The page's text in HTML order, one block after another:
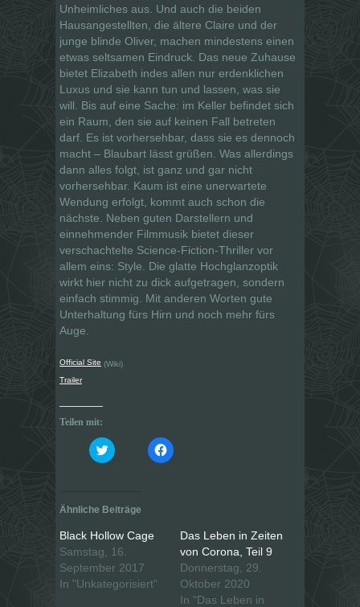
Unheimliches aus. Und auch die beiden
Hausangestellten, die ältere Claire und der
junge blinde Oliver, machen mindestens einen
etwas seltsamen Eindruck. Das neue Zuhause
bietet Elizabeth indes allen nur erdenklichen
Luxus und sie kann tun und lassen, was sie
will. Bis auf eine Sache: im Keller befindet sich
ein Raum, den sie auf keinen Fall betreten
darf. Es ist vorhersehbar, dass sie es dennoch
macht – Blaubart lässt grüßen. Was allerdings
dann alles folgt, ist ganz und gar nicht
vorhersehbar. Kaum ist eine unerwartete
Wendung erfolgt, kommt auch schon die
nächste. Neben guten Darstellern und
einnehmender Filmmusik bietet dieser
verschachtelte Science-Fiction-Thriller vor
allem eins: Style. Die glatte Hochglanzoptik
wirkt hier nicht zu dick aufgetragen, sondern
einfach stimmig. Mit anderen Worten gute
Unterhaltung fürs Hirn und noch mehr fürs
Auge.
Official Site (Wiki)
Trailer
Teilen mit:
K
l
u
m
b
e
r
T
w
i
t
K
l
Ähnliche Beiträge
Black Hollow Cage
Samstag, 16.
September 2017
In "Unkategorisiert"
Das Leben in Zeiten
von Corona, Teil 9
Donnerstag, 29.
Oktober 2020
In "Das Leben in